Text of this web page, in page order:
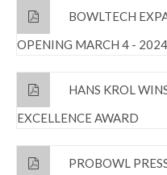
BOWLTECH
OPENING MARCH 4 - 2024
HANS KROL
EXCELLENCE AWARD
PROBOWL